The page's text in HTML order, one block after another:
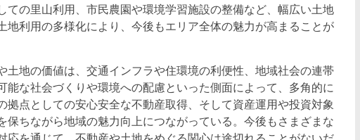
ての里山利用、市民農園や環境学習施設の整備など、幅広い土地
地利用の多様化により、今後もエリア全体の魅力が高まることが
土地の価値は、交通インフラや住環境の利便性、地域社会の連帯
能な社会づくりや環境への配慮といった側面によって、多角的に
拠点としての安心安全な不動産取得、そして資産運用や投資対象
保ちながら地域の魅力向上につながっている。今後もさまざまな